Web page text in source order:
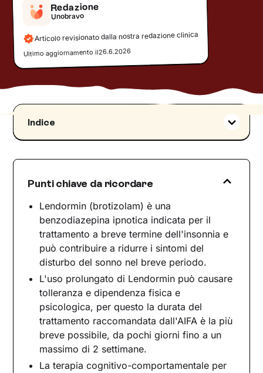
Redazione
Unobravo
Articolo revisionato dalla nostra redazione clinica
Ultimo aggiornamento il26.6.2026
Indice
Cos'è Lendormin e a cosa serve
Di che classe farmaceutica fa parte?
Indicazioni terapeutiche
Effetti collaterali
Interazioni con altri farmaci
Avvertenze e precauzioni d'uso
Controindicazioni assolute
Situazioni che richiedono particolare cautela
Lendormin e psicoterapia: due strumenti nel
percorso di cura
Punti chiave da ricordare
Lendormin (brotizolam) è una
benzodiazepina ipnotica indicata per il
trattamento a breve termine dell'insonnia e
può contribuire a ridurre i sintomi del
disturbo del sonno nel breve periodo.
L'uso prolungato di Lendormin può causare
tolleranza e dipendenza fisica e
psicologica, per questo la durata del
trattamento raccomandata dall'AIFA è la più
breve possibile, da pochi giorni fino a un
massimo di 2 settimane.
La terapia cognitivo-comportamentale per